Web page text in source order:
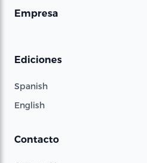
Empresa
Ediciones
Spanish
English
Contacto